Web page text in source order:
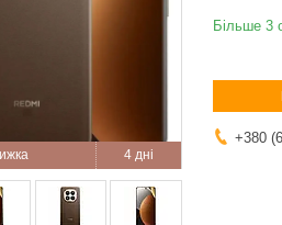
4 дні
Більше 3
+380